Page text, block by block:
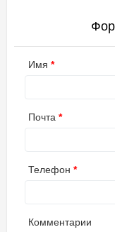
Имя
Почта
Телефон
Комментарии